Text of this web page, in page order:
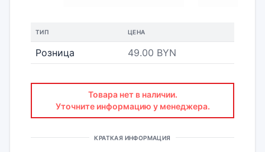
ТИП ЦЕНА
Розница 49.00 BYN
Товара нет в наличии.
Уточните информацию у менеджера.
КРАТКАЯ ИНФОРМАЦИЯ